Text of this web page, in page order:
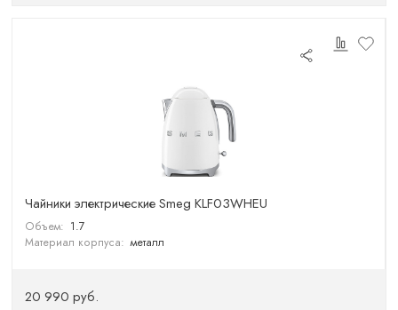
Чайники электрические Smeg KLF03WHEU
Объем: 1.7
Материал корпуса: металл
20 990 руб.